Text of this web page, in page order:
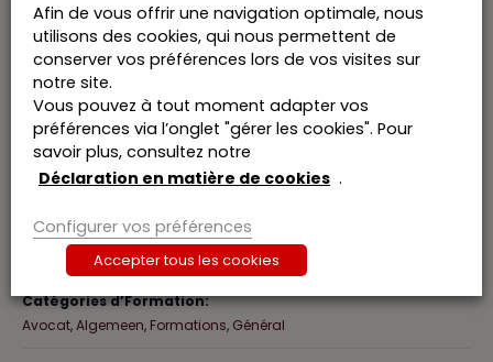
Billets ne sont plus disponibles
DÉTAILS
5 juin 2026
Heure :
13:00-18:00
Catégories d’Formation:
Avocat,Algemeen, Formations, Général
Afin de vous offrir une navigation optimale, nous
utilisons des cookies, qui nous permettent de
conserver vos préférences lors de vos visites sur
notre site.
Vous pouvez à tout moment adapter vos
préférences via l’onglet "gérer les cookies". Pour
savoir plus, consultez notre
Déclaration en matière de cookies .
Configurer vos préférences
Accepter tous les cookies